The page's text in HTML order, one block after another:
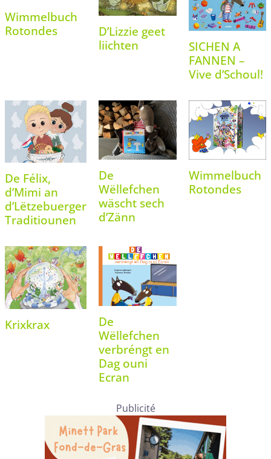
Wimmelbuch
Rotondes
D’Lizzie geet
liichten
SICHEN A
FANNEN –
Vive d’Schoul!
De Félix,
d’Mimi an
d’Lëtzebuerger
Traditiounen
De
Wëllefchen
wäscht sech
d’Zänn
Wimmelbuch
Rotondes
Krixkrax
De
Wëllefchen
verbréngt en
Dag ouni
Ecran
Publicité